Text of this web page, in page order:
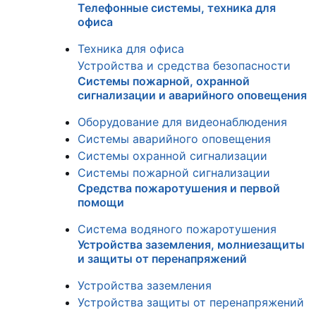
Телефонные системы, техника для
офиса
Техника для офиса
Устройства и средства безопасности
Системы пожарной, охранной
сигнализации и аварийного оповещения
Оборудование для видеонаблюдения
Системы аварийного оповещения
Системы охранной сигнализации
Системы пожарной сигнализации
Средства пожаротушения и первой
помощи
Система водяного пожаротушения
Устройства заземления, молниезащиты
и защиты от перенапряжений
Устройства заземления
Устройства защиты от перенапряжений